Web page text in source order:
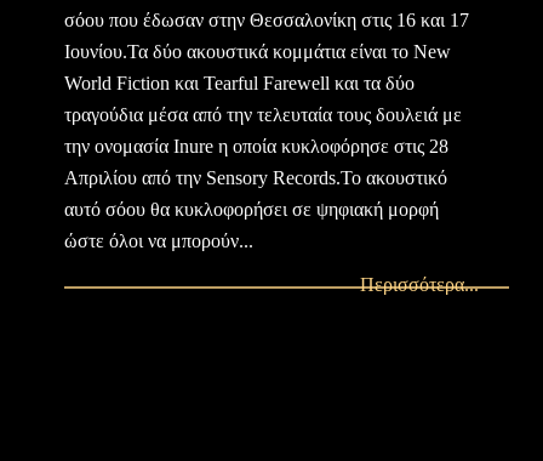
σόου που έδωσαν στην Θεσσαλονίκη στις 16 και 17
Ιουνίου.Τα δύο ακουστικά κομμάτια είναι το New
World Fiction και Tearful Farewell και τα δύο
τραγούδια μέσα από την τελευταία τους δουλειά με
την ονομασία Inure η οποία κυκλοφόρησε στις 28
Απριλίου από την Sensory Records.Το ακουστικό
αυτό σόου θα κυκλοφορήσει σε ψηφιακή μορφή
ώστε όλοι να μπορούν...
Περισσότερα...